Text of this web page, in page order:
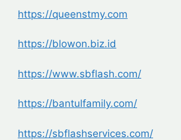
https://queenstmy.com
https://blowon.biz.id
https://www.sbflash.com/
https://bantulfamily.com/
https://sbflashservices.com/